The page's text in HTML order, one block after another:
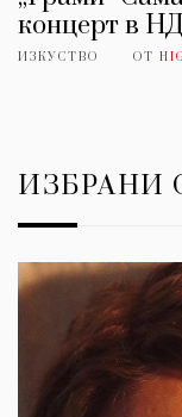
концерт в
ИЗКУСТВО ОТ
ИЗБРАНИ